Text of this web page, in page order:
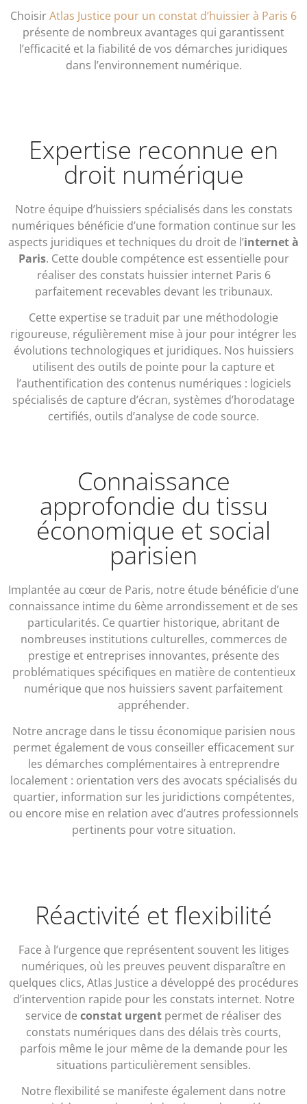
ChoisirAtlas Justice pour un constat d’huissier à Paris 6
présente de nombreux avantages qui garantissent
l’efficacité et la fiabilité de vos démarches juridiques
dans l’environnement numérique.
Expertise reconnue en
droit numérique
Notre équipe d’huissiers spécialisés dans les constats
numériques bénéficie d’une formation continue sur les
aspects juridiques et techniques du droit de l’internet à
Paris. Cette double compétence est essentielle pour
réaliser des constats huissier internet Paris 6
parfaitement recevables devant les tribunaux.
Cette expertise se traduit par une méthodologie
rigoureuse, régulièrement mise à jour pour intégrer les
évolutions technologiques et juridiques. Nos huissiers
utilisent des outils de pointe pour la capture et
l’authentification des contenus numériques : logiciels
spécialisés de capture d’écran, systèmes d’horodatage
certifiés, outils d’analyse de code source.
Connaissance
approfondie du tissu
économique et social
parisien
Implantée au cœur de Paris, notre étude bénéficie d’une
connaissance intime du 6ème arrondissement et de ses
particularités. Ce quartier historique, abritant de
nombreuses institutions culturelles, commerces de
prestige et entreprises innovantes, présente des
problématiques spécifiques en matière de contentieux
numérique que nos huissiers savent parfaitement
appréhender.
Notre ancrage dans le tissu économique parisien nous
permet également de vous conseiller efficacement sur
les démarches complémentaires à entreprendre
localement : orientation vers des avocats spécialisés du
quartier, information sur les juridictions compétentes,
ou encore mise en relation avec d’autres professionnels
pertinents pour votre situation.
Réactivité et flexibilité
Face à l’urgence que représentent souvent les litiges
numériques, où les preuves peuvent disparaître en
quelques clics, Atlas Justice a développé des procédures
d’intervention rapide pour les constats internet. Notre
service de constat urgent permet de réaliser des
constats numériques dans des délais très courts,
parfois même le jour même de la demande pour les
situations particulièrement sensibles.
Notre flexibilité se manifeste également dans notre